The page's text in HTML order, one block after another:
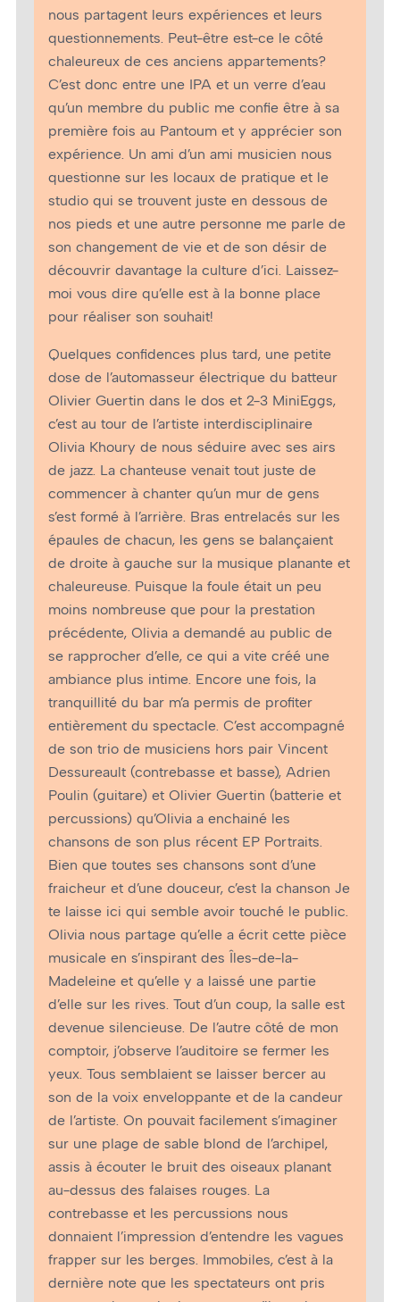
nous partagent leurs expériences et leurs
questionnements. Peut-être est-ce le côté
chaleureux de ces anciens appartements?
C’est donc entre une IPA et un verre d’eau
qu’un membre du public me confie être à sa
première fois au Pantoum et y apprécier son
expérience. Un ami d’un ami musicien nous
questionne sur les locaux de pratique et le
studio qui se trouvent juste en dessous de
nos pieds et une autre personne me parle de
son changement de vie et de son désir de
découvrir davantage la culture d’ici. Laissez-
moi vous dire qu’elle est à la bonne place
pour réaliser son souhait!
Quelques confidences plus tard, une petite
dose de l’automasseur électrique du batteur
Olivier Guertin dans le dos et 2-3 MiniEggs,
c’est au tour de l’artiste interdisciplinaire
Olivia Khoury de nous séduire avec ses airs
de jazz. La chanteuse venait tout juste de
commencer à chanter qu’un mur de gens
s’est formé à l’arrière. Bras entrelacés sur les
épaules de chacun, les gens se balançaient
de droite à gauche sur la musique planante et
chaleureuse. Puisque la foule était un peu
moins nombreuse que pour la prestation
précédente, Olivia a demandé au public de
se rapprocher d’elle, ce qui a vite créé une
ambiance plus intime. Encore une fois, la
tranquillité du bar m’a permis de profiter
entièrement du spectacle. C’est accompagné
de son trio de musiciens hors pair Vincent
Dessureault (contrebasse et basse), Adrien
Poulin (guitare) et Olivier Guertin (batterie et
percussions) qu’Olivia a enchainé les
chansons de son plus récent EP Portraits.
Bien que toutes ses chansons sont d’une
fraicheur et d’une douceur, c’est la chanson Je
te laisse ici qui semble avoir touché le public.
Olivia nous partage qu’elle a écrit cette pièce
musicale en s’inspirant des Îles-de-la-
Madeleine et qu’elle y a laissé une partie
d’elle sur les rives. Tout d’un coup, la salle est
devenue silencieuse. De l’autre côté de mon
comptoir, j’observe l’auditoire se fermer les
yeux. Tous semblaient se laisser bercer au
son de la voix enveloppante et de la candeur
de l’artiste. On pouvait facilement s’imaginer
sur une plage de sable blond de l’archipel,
assis à écouter le bruit des oiseaux planant
au-dessus des falaises rouges. La
contrebasse et les percussions nous
donnaient l’impression d’entendre les vagues
frapper sur les berges. Immobiles, c’est à la
dernière note que les spectateurs ont pris